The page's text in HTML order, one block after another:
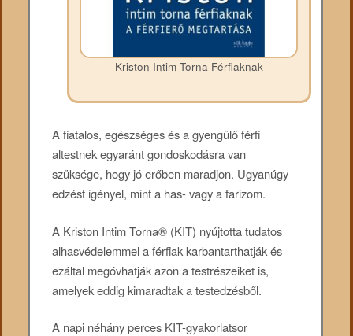
Kriston Intim Torna Férfiaknak
A fiatalos, egészséges és a gyengülő férfi
altestnek egyaránt gondoskodásra van
szüksége, hogy jó erőben maradjon. Ugyanúgy
edzést igényel, mint a has- vagy a farizom.
A Kriston Intim Torna® (KIT) nyújtotta tudatos
alhasvédelemmel a férfiak karbantarthatják és
ezáltal megóvhatják azon a testrészeiket is,
amelyek eddig kimaradtak a testedzésből.
A napi néhány perces KIT-gyakorlatsor